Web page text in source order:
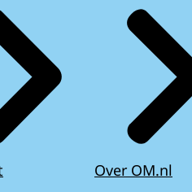
Over OM.nl